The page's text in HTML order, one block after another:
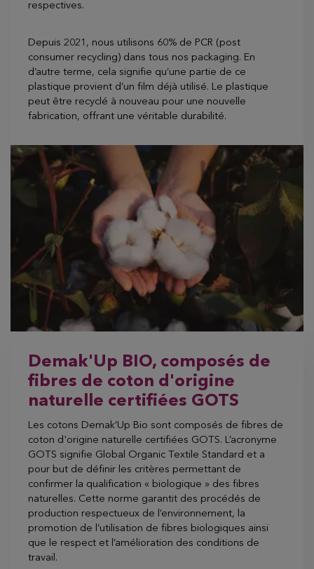
respectives.
Depuis 2021, nous utilisons 60% de PCR (post
consumer recycling) dans tous nos packaging. En
d’autre terme, cela signifie qu’une partie de ce
plastique provient d’un film déjà utilisé. Le plastique
peut être recyclé à nouveau pour une nouvelle
fabrication, offrant une véritable durabilité.
Demak'Up BIO, composés de
fibres de coton d'origine
naturelle certifiées GOTS
Les cotons Demak’Up Bio sont composés de fibres de
coton d'origine naturelle certifiées GOTS. L’acronyme
GOTS signifie Global Organic Textile Standard et a
pour but de définir les critères permettant de
confirmer la qualification « biologique » des fibres
naturelles. Cette norme garantit des procédés de
production respectueux de l’environnement, la
promotion de l’utilisation de fibres biologiques ainsi
que le respect et l’amélioration des conditions de
travail.